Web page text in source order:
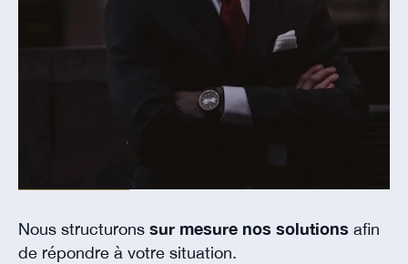
Nous structurons sur mesure nos solutions afin
de répondre à votre situation.